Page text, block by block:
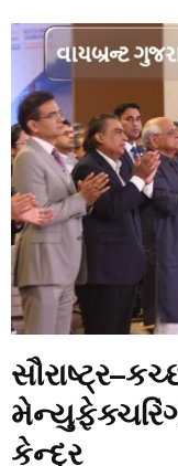
કેન્દ્ર